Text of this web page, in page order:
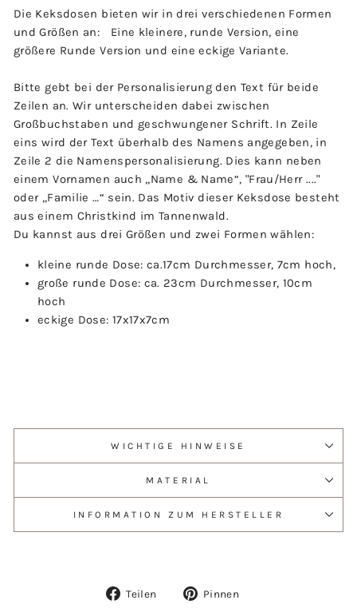
Die Keksdosen bieten wir in drei verschiedenen Formen
und Größen an: Eine kleinere, runde Version, eine
größere Runde Version und eine eckige Variante.
Bitte gebt bei der Personalisierung den Text für beide
Zeilen an. Wir unterscheiden dabei zwischen
Großbuchstaben und geschwungener Schrift. In Zeile
eins wird der Text überhalb des Namens angegeben, in
Zeile 2 die Namenspersonalisierung. Dies kann neben
einem Vornamen auch „Name & Name“, "Frau/Herr ...."
oder „Familie …“ sein. Das Motiv dieser Keksdose besteht
aus einem Christkind im Tannenwald.
Du kannst aus drei Größen und zwei Formen wählen:
kleine runde Dose: ca.17cm Durchmesser, 7cm hoch,
große runde Dose: ca. 23cm Durchmesser, 10cm
hoch
eckige Dose: 17x17x7cm
WICHTIGE HINWEISE
MATERIAL
INFORMATION ZUM HERSTELLER
Teilen
Auf
Pinnen